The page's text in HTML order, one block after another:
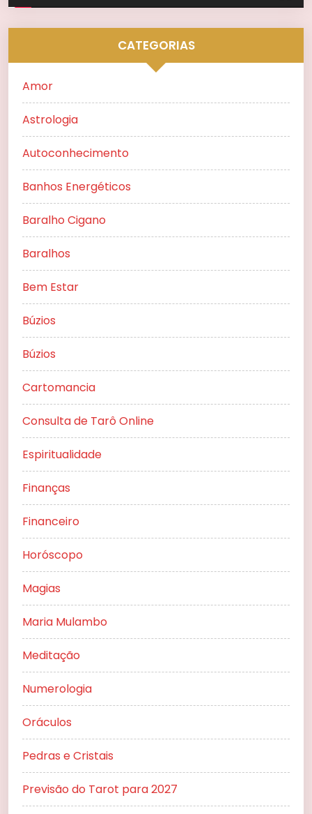
CATEGORIAS
Amor
Astrologia
Autoconhecimento
Banhos Energéticos
Baralho Cigano
Baralhos
Bem Estar
Búzios
Búzios
Cartomancia
Consulta de Tarô Online
Espiritualidade
Finanças
Financeiro
Horóscopo
Magias
Maria Mulambo
Meditação
Numerologia
Oráculos
Pedras e Cristais
Previsão do Tarot para 2027